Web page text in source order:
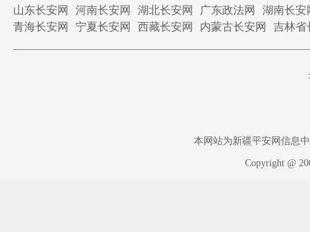
山东长安网
河南长安网 湖北长安网 广东政法网
湖南长安
青海长安网
宁夏长安网 西藏长安网 内蒙古长安网 吉林省
本网站为新疆平安网信息
Copyright @